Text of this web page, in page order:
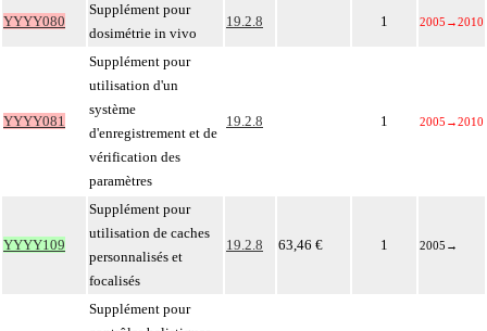
YYYY080
Supplément pour
dosimétrie in vivo
19.2.8 1 2005 →2010
YYYY081
Supplément pour
utilisation d'un
système
d'enregistrement et de
vérification des
paramètres
19.2.8 1 2005 →2010
YYYY109
Supplément pour
utilisation de caches
personnalisés et
focalisés
19.2.8 63,46 € 1 2005 →
Supplément pour